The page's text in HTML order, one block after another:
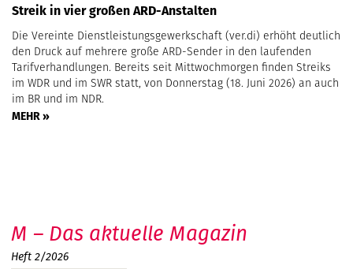
Streik in vier großen ARD-Anstalten
Die Vereinte Dienstleistungsgewerkschaft (ver.di) erhöht deutlich
den Druck auf mehrere große ARD-Sender in den laufenden
Tarifverhandlungen. Bereits seit Mittwochmorgen finden Streiks
im WDR und im SWR statt, von Donnerstag (18. Juni 2026) an auch
im BR und im NDR.
MEHR »
M – Das aktuelle Magazin
Heft 2/2026